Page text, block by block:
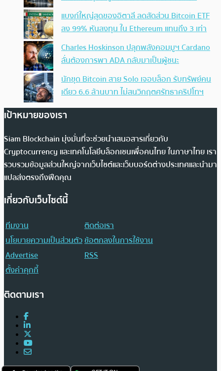
แบงก์ใหญ่สุดของอิตาลี ลดสัดส่วน Bitcoin ETF
ลง 99% หันลงทุน ใน Ethereum แทนถึง 3 เท่า
Charles Hoskinson ปลุกพลังคอมมูฯ Cardano
ลั่นต้องการพา ADA กลับมาเป็นผู้ชนะ
นักขุด Bitcoin สาย Solo เจอบล็อก รับทรัพย์คน
เดียว 6.6 ล้านบาท ไม่สนวิกฤตศรัทธาคริปโทฯ
เป้าหมายของเรา
Siam Blockchain มุ่งมั่นที่จะช่วยนำเสนอสารเกี่ยวกับ
Cryptocurrency และเทคโนโลยีบล็อกเชนเพื่อคนไทย ในภาษาไทย เรา
รวบรวมข้อมูลส่วนใหญ่จากเว็บไซต์และเว็บบอร์ดต่างประเทศและนำมา
แปลส่งตรงถึงฟีดคุณ
เกี่ยวกับเว็บไซต์นี้
ทีมงาน
ติดต่อเรา
นโยบายความเป็นส่วนตัวข้อตกลงในการใช้งาน
Advertise
RSS
ตั้งค่าคุกกี้
ติดตามเรา